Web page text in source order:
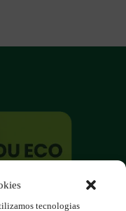
tecnologias